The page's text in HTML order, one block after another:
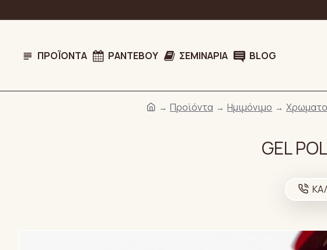
ΠΡΟΪΌΝΤΑ ΡΑΝΤΕΒΟΎ ΣΕΜΙΝΆΡΙΑ BLOG
Προϊόντα Ημιμόνιμο
GEL